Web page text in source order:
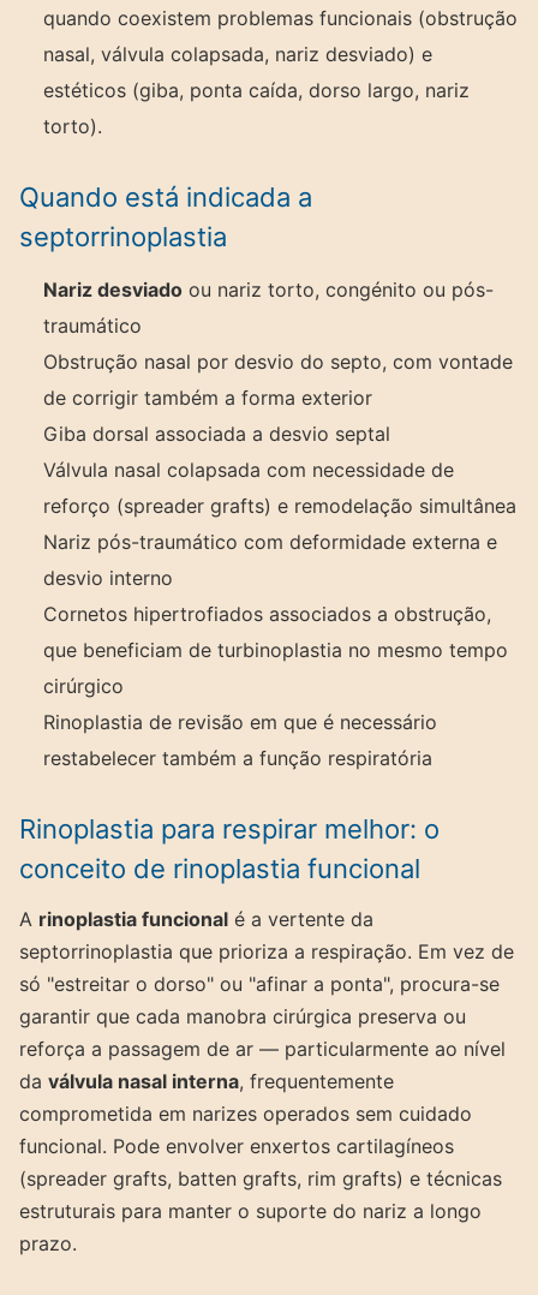
quando coexistem problemas funcionais (obstrução
nasal, válvula colapsada, nariz desviado) e
estéticos (giba, ponta caída, dorso largo, nariz
torto).
Quando está indicada a
septorrinoplastia
Nariz desviado ou nariz torto, congénito ou pós-
traumático
Obstrução nasal por desvio do septo, com vontade
de corrigir também a forma exterior
Giba dorsal associada a desvio septal
Válvula nasal colapsada com necessidade de
reforço (spreader grafts) e remodelação simultânea
Nariz pós-traumático com deformidade externa e
desvio interno
Cornetos hipertrofiados associados a obstrução,
que beneficiam de turbinoplastia no mesmo tempo
cirúrgico
Rinoplastia de revisão em que é necessário
restabelecer também a função respiratória
Rinoplastia para respirar melhor: o
conceito de rinoplastia funcional
A rinoplastia funcional é a vertente da
septorrinoplastia que prioriza a respiração. Em vez de
só "estreitar o dorso" ou "afinar a ponta", procura-se
garantir que cada manobra cirúrgica preserva ou
reforça a passagem de ar — particularmente ao nível
da válvula nasal interna, frequentemente
comprometida em narizes operados sem cuidado
funcional. Pode envolver enxertos cartilagíneos
(spreader grafts, batten grafts, rim grafts) e técnicas
estruturais para manter o suporte do nariz a longo
prazo.